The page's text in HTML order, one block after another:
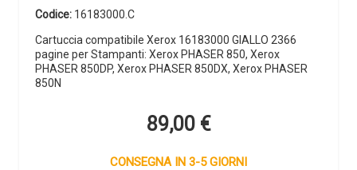
Codice: 16183000.C
Cartuccia compatibile Xerox 16183000 GIALLO 2366
pagine per Stampanti: Xerox PHASER 850, Xerox
PHASER 850DP, Xerox PHASER 850DX, Xerox PHASER
850N
89,00 €
CONSEGNA IN 3-5 GIORNI